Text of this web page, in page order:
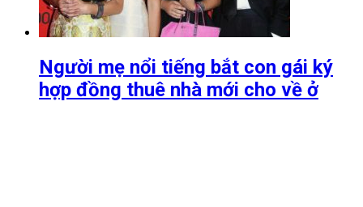
Người mẹ nổi tiếng bắt con gái ký
hợp đồng thuê nhà mới cho về ở